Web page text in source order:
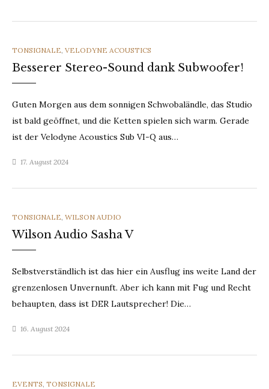
CATEGORIES
TONSIGNALE, VELODYNE ACOUSTICS
Besserer Stereo-Sound dank Subwoofer!
Guten Morgen aus dem sonnigen Schwobaländle, das Studio
ist bald geöffnet, und die Ketten spielen sich warm. Gerade
ist der Velodyne Acoustics Sub VI-Q aus…
17. August 2024
CATEGORIES
TONSIGNALE, WILSON AUDIO
Wilson Audio Sasha V
Selbstverständlich ist das hier ein Ausflug ins weite Land der
grenzenlosen Unvernunft. Aber ich kann mit Fug und Recht
behaupten, dass ist DER Lautsprecher! Die…
16. August 2024
CATEGORIES
EVENTS, TONSIGNALE